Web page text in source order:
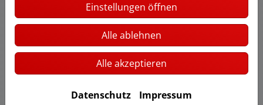
Moderne Technik und Ausstattung
Einstellungen öffnen
Alle ablehnen
Alle akzeptieren
Datenschutz Impressum